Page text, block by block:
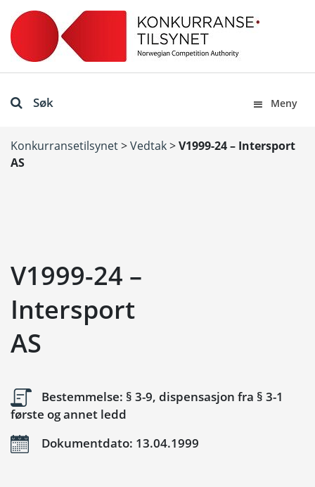
Søk Meny
Konkurransetilsynet>Vedtak>V1999-24 – Intersport
AS
V1999-24 –
Intersport
AS
Bestemmelse: § 3-9, dispensasjon fra § 3-1
første og annet ledd
Dokumentdato: 13.04.1999